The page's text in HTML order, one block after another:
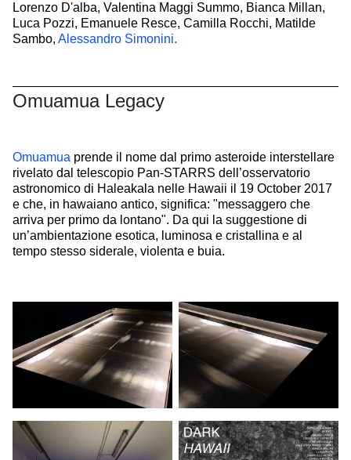
Lorenzo D'alba, Valentina Maggi Summo, Bianca Millan,
Luca Pozzi, Emanuele Resce, Camilla Rocchi, Matilde
Sambo, Alessandro Simonini.
Omuamua Legacy
Omuamua prende il nome dal primo asteroide interstellare
rivelato dal telescopio Pan-STARRS dell’osservatorio
astronomico di Haleakala nelle Hawaii il 19 October 2017
e che, in hawaiano antico, significa: "messaggero che
arriva per primo da lontano". Da qui la suggestione di
un’ambientazione esotica, luminosa e cristallina e al
tempo stesso siderale, violenta e buia.